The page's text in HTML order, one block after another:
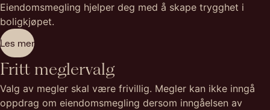
Eiendomsmegling hjelper deg med å skape trygghet i
boligkjøpet.
Les mer
Fritt meglervalg
Valg av megler skal være frivillig. Megler kan ikke inngå
oppdrag om eiendomsmegling dersom inngåelsen av